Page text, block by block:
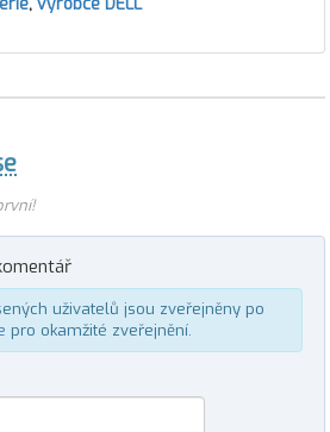
uživatelů jsou zveřejněny po
pro okamžité zveřejnění.